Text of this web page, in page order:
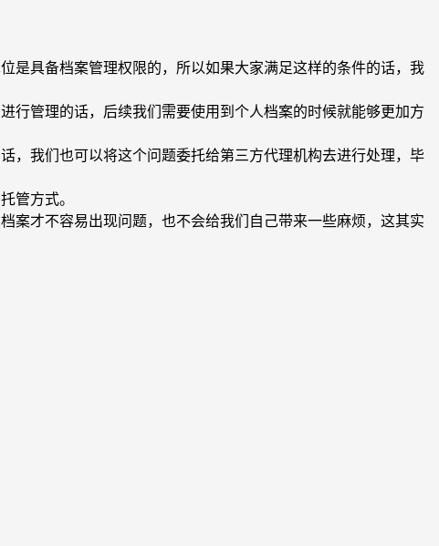
是具备档案管理权限的，所以如果大家满足这样的条件的话，我
行管理的话，后续我们需要使用到个人档案的时候就能够更加方
，我们也可以将这个问题委托给第三方代理机构去进行处理，毕
管方式。
案才不容易出现问题，也不会给我们自己带来一些麻烦，这其实